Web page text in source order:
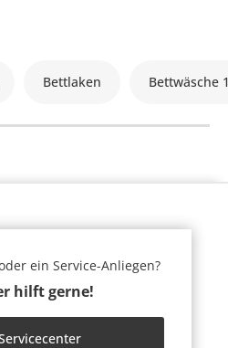
Bettlaken Bettwäsche
ein Service-Anliegen?
hilft gerne!